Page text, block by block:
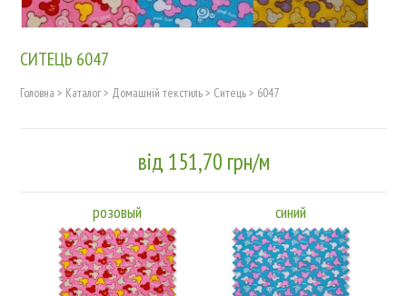
СИТЕЦЬ 6047
Головна > Каталог> Домашній текстиль> Ситець> 6047
від 151,70 грн/м
розовый синий